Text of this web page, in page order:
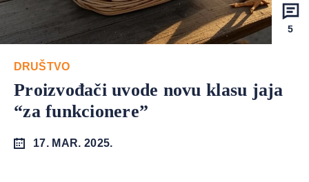
5
DRUŠTVO
Proizvođači uvode novu klasu jaja
“za funkcionere”
17. MAR. 2025.